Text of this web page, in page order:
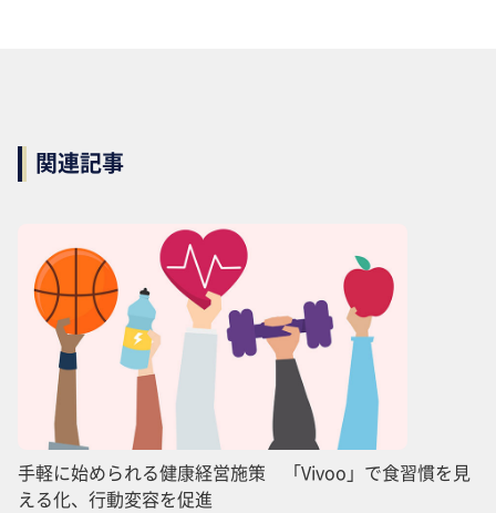
関連記事
手軽に始められる健康経営施策 「Vivoo」で食習慣を見
える化、行動変容を促進